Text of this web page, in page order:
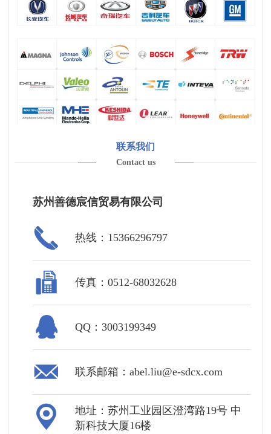
联系我们
Contact us
苏州善德宸信贸易有限公司
热线：15366296797
传真：0512-68032628
QQ：3003199349
联系邮箱：abel.liu@e-sdcx.com
地址：苏州工业园区澄湾路19号 中
新科技大厦16楼